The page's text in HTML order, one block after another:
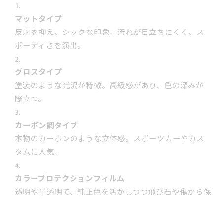
マットタイプ
反射を抑え、シックな印象。汚れが目立ちにくく、ス
ポーティさを演出。
グロスタイプ
塗装のような光沢が特徴。高級感があり、色の深みが
際立つ。
カーボン調タイプ
本物のカーボンのような立体感。スポーツカーやカス
タムに人気。
カラープロテクションフィルム
透明や半透明で、純正色を活かしつつ飛び石や傷から保